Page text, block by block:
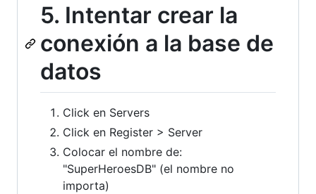
5. Intentar crear la
conexión a la base de
datos
Click en Servers
Click en Register > Server
Colocar el nombre de:
"SuperHeroesDB" (el nombre no
importa)